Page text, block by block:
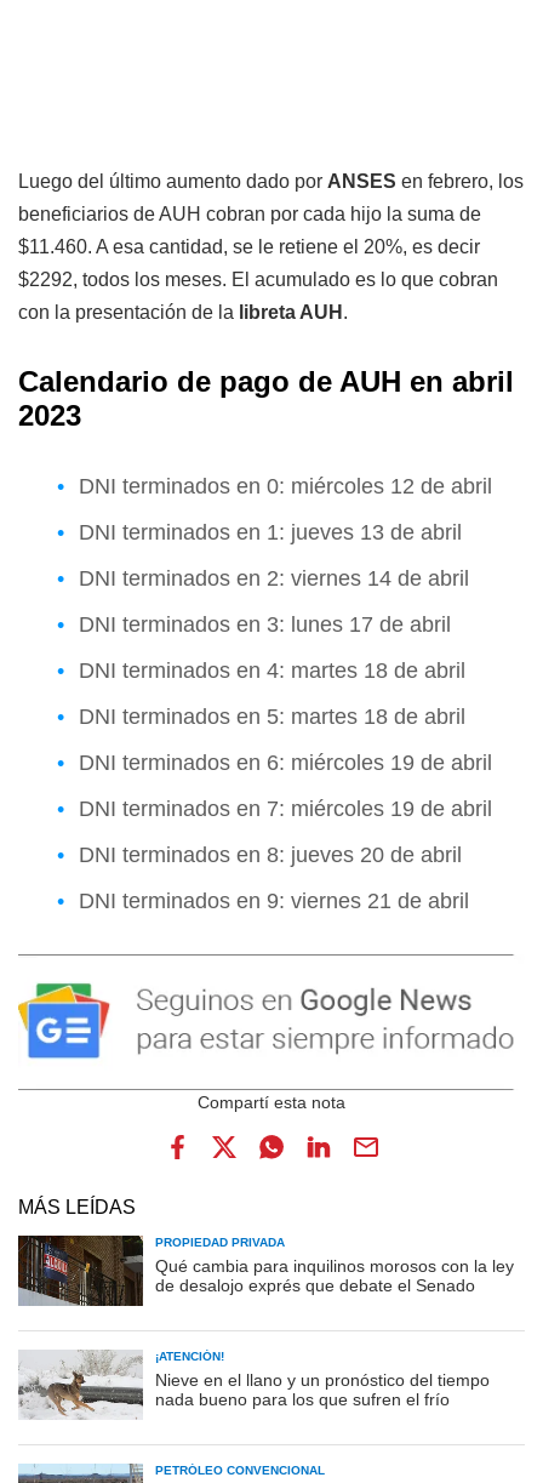
Luego del último aumento dado por ANSES en febrero, los
beneficiarios de AUH cobran por cada hijo la suma de
$11.460. A esa cantidad, se le retiene el 20%, es decir
$2292, todos los meses. El acumulado es lo que cobran
con la presentación de la libreta AUH .
Calendario de pago de AUH en abril
2023
DNI terminados en 0: miércoles 12 de abril
DNI terminados en 1: jueves 13 de abril
DNI terminados en 2: viernes 14 de abril
DNI terminados en 3: lunes 17 de abril
DNI terminados en 4: martes 18 de abril
DNI terminados en 5: martes 18 de abril
DNI terminados en 6: miércoles 19 de abril
DNI terminados en 7: miércoles 19 de abril
DNI terminados en 8: jueves 20 de abril
DNI terminados en 9: viernes 21 de abril
MÁS LEÍDAS
PROPIEDAD PRIVADA
Qué cambia para inquilinos morosos con la ley
de desalojo exprés que debate el Senado
¡ATENCIÓN!
Nieve en el llano y un pronóstico del tiempo
nada bueno para los que sufren el frío
PETRÓLEO CONVENCIONAL